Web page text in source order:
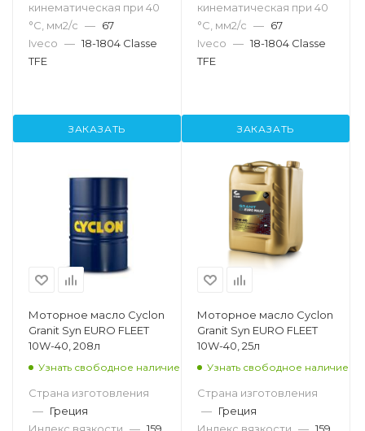
кинематическая при 40
°С, мм2/с — 67
Iveco — 18-1804 Classe
TFE
ЗАКАЗАТЬ
кинематическая при 40
°С, мм2/с — 67
Iveco — 18-1804 Classe
TFE
ЗАКАЗАТЬ
Моторное масло Cyclon
Granit Syn EURO FLEET
10W-40, 208л
Узнать свободное наличие
Страна изготовления
— Греция
Моторное масло Cyclon
Granit Syn EURO FLEET
10W-40, 25л
Узнать свободное наличие
Страна изготовления
— Греция